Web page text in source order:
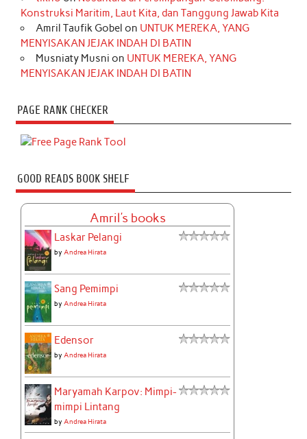
Konstruksi Maritim, Laut Kita, dan Tanggung Jawab Kita
Amril Taufik Gobel on UNTUK MEREKA, YANG
MENYISAKAN JEJAK INDAH DI BATIN
Musniaty Musni on UNTUK MEREKA, YANG
MENYISAKAN JEJAK INDAH DI BATIN
PAGE RANK CHECKER
GOOD READS BOOK SHELF
Amril's books
Laskar Pelangi
byAndrea Hirata
Sang Pemimpi
byAndrea Hirata
Edensor
byAndrea Hirata
Maryamah Karpov: Mimpi-
mimpi Lintang
byAndrea Hirata